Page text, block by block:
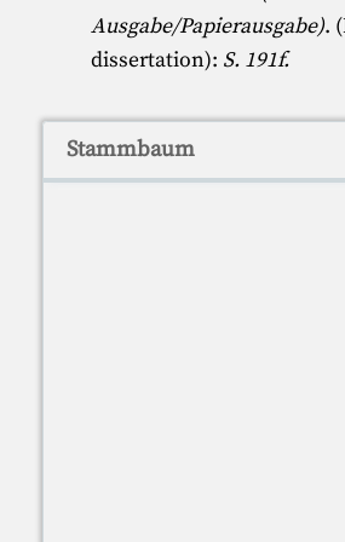
Ausgabe/Papierausgabe).
dissertation): S. 191f.
Stammbaum